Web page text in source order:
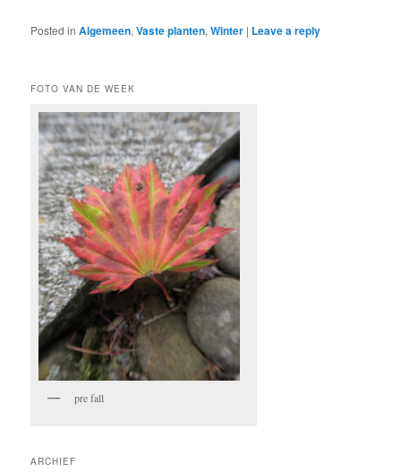
Posted in Algemeen,Vaste planten,Winter | Leave a reply
FOTO VAN DE WEEK
pre fall
ARCHIEF